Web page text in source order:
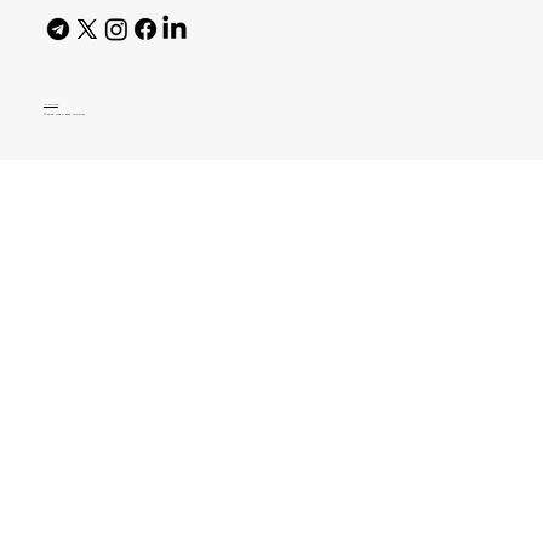
AI Policy
© 2026 High Bar Journal